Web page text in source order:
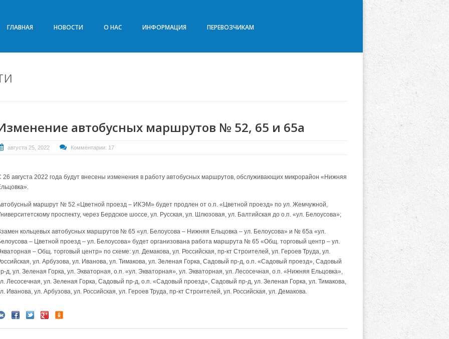
ГЛАВНАЯ НОВОСТИ О НАС ИНФОРМАЦИЯ ПЕРЕВОЗЧИКАМ
автобусных маршрутов № 52, 65 и 65а
августа 25, 2022 Комментарии: 17
26 августа 2022 года будут внесены изменения в работу автобусных маршрутов, обслуживающих микрорайон «Нижняя
маршрут № 52 «Цветной проезд – ИКЭМ» будет продлен от о.п. «Цветной проезд» по ул. Жемчужной,
проспекту, через Бердское шоссе, ул. Русская, ул. Шлюзовая, ул. Балтийская до о.п. «ул. Белоусова»;
кольцевых автобусных маршрутов № 65 «ул. Белоусова – Нижняя Ельцовка – ул. Белоусова» и № 65а «ул.
– Цветной проезд – ул. Белоусова» будет организована работа маршрута № 65 «Общ. торговый центр – ул.
– Общ. торговый центр» по схеме: ул. Демакова, ул. Российская, пр-кт Строителей, ул. Героев Труда, ул.
ул. Арбузова, ул. Иванова, ул. Тимакова, ул. Зеленая Горка, Садовый пр-д, о.п. «Садовый проезд», Садовый
д, ул. Зеленая Горка, ул. Экваторная, о.п. «ул. Экваторная», ул. Экваторная, ул. Лесосечная, о.п. «Нижняя Ельцовка»,
Лесосечная, ул. Зеленая Горка, Садовый пр-д, о.п. «Садовый проезд», Садовый пр-д, ул. Зеленая Горка, ул. Тимакова,
Иванова, ул. Арбузова, ул. Российская, ул. Героев Труда, пр-кт Строителей, ул. Российская, ул. Демакова.